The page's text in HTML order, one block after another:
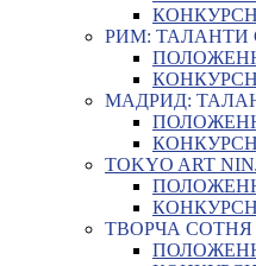
РИМ: ТАЛАНТИ
МАДРИД:
TOKYO ART
ТВОРЧА СОТНЯ